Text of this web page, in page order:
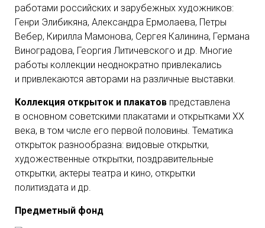
работами российских и зарубежных художников:
Генри Элибикяна, Александра Ермолаева, Петры
Вебер, Кирилла Мамонова, Сергея Калинина, Германа
Виноградова, Георгия Литичевского и др. Многие
работы коллекции неоднократно привлекались
и привлекаются авторами на различные выставки.
Коллекция открыток и плакатов представлена
в основном советскими плакатами и открытками ХХ
века, в том числе его первой половины. Тематика
открыток разнообразна: видовые открытки,
художественные открытки, поздравительные
открытки, актеры театра и кино, открытки
политиздата и др.
Предметный фонд